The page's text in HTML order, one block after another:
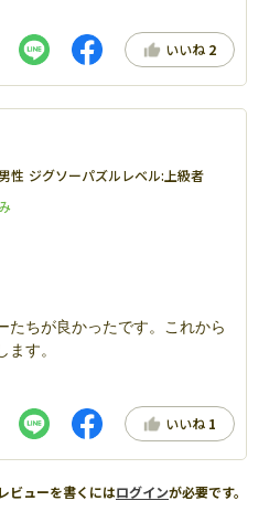
いいね 2
男性 ジグソーパズルレベル: 上級者
たちが良かったです。これから
す。
いいね 1
ビューを書くにはログインが必要です。